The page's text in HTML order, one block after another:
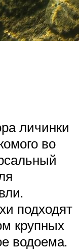
личинки
во
подходят
крупных
водоема.